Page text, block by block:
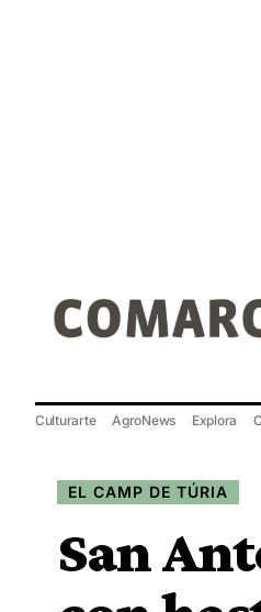
Culturarte AgroNews Explora
EL CAMP DE TÚRIA
San